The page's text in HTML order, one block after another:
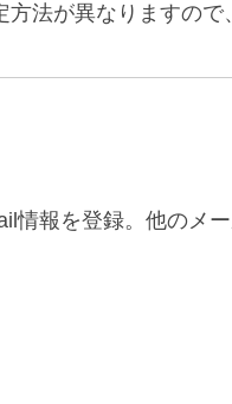
法が異なりますので
情報を登録。他のメ